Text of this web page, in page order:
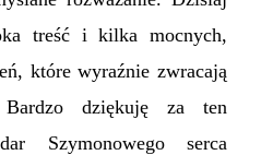
treść i kilka mocnych,
które wyraźnie zwracają
dziękuję za ten
Szymonowego serca